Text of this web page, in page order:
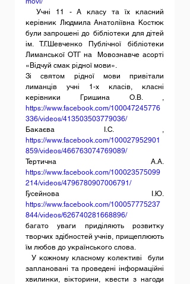
керівник Людмила Анатоліївна Костюк
були запрошені до  бібліотеки для дітей
ім. Т.Г.Шевченко Публічної бібліотеки
Лиманської ОТГ на  Мовознавче асорті
«Відчуй смак рідної мови».
Зі святом рідної мови привітали
лиманців учні 1-х класів, класні
https://www.facebook.com/100047245776
336/videos/413503503779036/
https://www.facebook.com/100027952901
859/videos/466763074769089/
https://www.facebook.com/100023575099
214/videos/4796780907006791/
https://www.facebook.com/100057775237
844/videos/626740281668896/
багато уваги приділяють розвитку
творчих здібностей учнів, прищеплюють
їм любов до українського слова.
заплановані та проведені інформаційні
хвилинки, вікторини, квести з нагоди